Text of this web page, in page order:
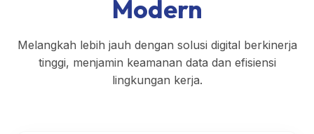
Modern
Melangkah lebih jauh dengan solusi digital berkinerja
tinggi, menjamin keamanan data dan efisiensi
lingkungan kerja.